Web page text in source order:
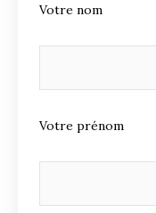
Votre nom
Votre prénom